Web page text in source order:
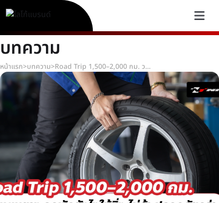
บทความ
หน้าแรก>บทความ> Road Trip 1,500–2,000 กม. วางแผนยาง จุดพักยังไงให้นิ่ง ไม่ล้า ปลอดภัยกว่า